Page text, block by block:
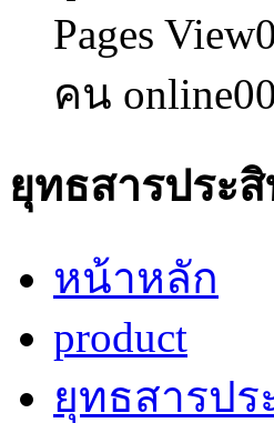
Pages View
คน online
ยุทธสารประ
หน้าหลัก
product
ยุทธสารปร